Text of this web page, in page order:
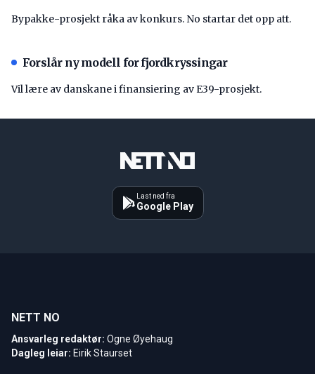
Bypakke-prosjekt råka av konkurs. No startar det opp att.
Forslår ny modell for fjordkryssingar
Vil lære av danskane i finansiering av E39-prosjekt.
Last ned fra
Google Play
NETT NO
Ansvarleg redaktør: Ogne Øyehaug
Dagleg leiar: Eirik Staurset